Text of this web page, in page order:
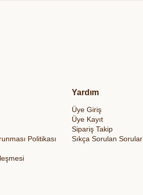
Politikası
Yardım
Üye Giriş
Üye Kayıt
Sipariş Takip
Sıkça Sorulan Sorular